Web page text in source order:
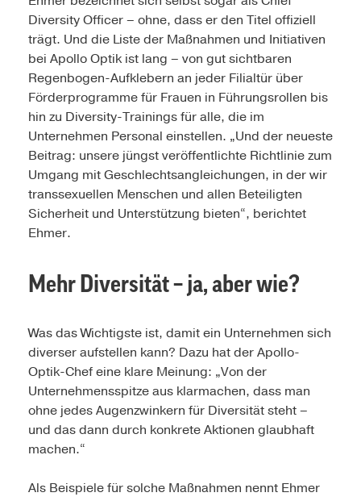
Diversity Officer – ohne, dass er den Titel offiziell
trägt. Und die Liste der Maßnahmen und Initiativen
bei Apollo Optik ist lang – von gut sichtbaren
Regenbogen-Aufklebern an jeder Filialtür über
Förderprogramme für Frauen in Führungsrollen bis
hin zu Diversity-Trainings für alle, die im
Unternehmen Personal einstellen. „Und der neueste
Beitrag: unsere jüngst veröffentlichte Richtlinie zum
Umgang mit Geschlechtsangleichungen, in der wir
transsexuellen Menschen und allen Beteiligten
Sicherheit und Unterstützung bieten“, berichtet
Ehmer.
Mehr Diversität – ja, aber wie?
Was das Wichtigste ist, damit ein Unternehmen sich
diverser aufstellen kann? Dazu hat der Apollo-
Optik-Chef eine klare Meinung: „Von der
Unternehmensspitze aus klarmachen, dass man
ohne jedes Augenzwinkern für Diversität steht –
und das dann durch konkrete Aktionen glaubhaft
machen.“
Als Beispiele für solche Maßnahmen nennt Ehmer